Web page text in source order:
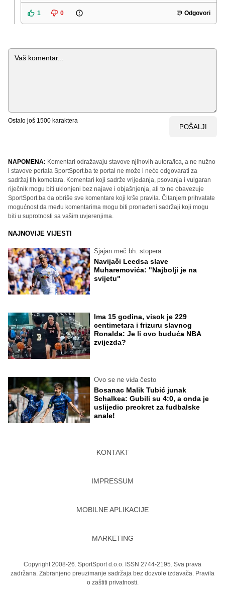
1 0 Odgovori
Komentar
Ostalo još 1500 karaktera
POŠALJI
NAPOMENA: Komentari odražavaju stavove njihovih autora/ica, a ne nužno
i stavove portala SportSport.ba te portal ne može i neće odgovarati za
sadržaj tih kometara. Komentari koji sadrže vrijeđanja, psovanja i vulgaran
riječnik mogu biti uklonjeni bez najave i objašnjenja, ali to ne obavezuje
SportSport.ba da obriše sve komentare koji krše pravila. Čitanjem prihvatate
mogućnost da među komentarima mogu biti pronađeni sadržaji koji mogu
biti u suprotnosti sa vašim uvjerenjima.
NAJNOVIJE VIJESTI
Sjajan meč bh. stopera
Navijači Leedsa slave
Muharemovića: "Najbolji je na
svijetu"
Ima 15 godina, visok je 229
centimetara i frizuru slavnog
Ronalda: Je li ovo buduća NBA
zvijezda?
Ovo se ne viđa često
Bosanac Malik Tubić junak
Schalkea: Gubili su 4:0, a onda je
uslijedio preokret za fudbalske
anale!
KONTAKT
IMPRESSUM
MOBILNE APLIKACIJE
MARKETING
Copyright 2008-26. SportSport d.o.o. ISSN 2744-2195. Sva prava
zadržana. Zabranjeno preuzimanje sadržaja bez dozvole izdavača. Pravila
o zaštiti privatnosti.